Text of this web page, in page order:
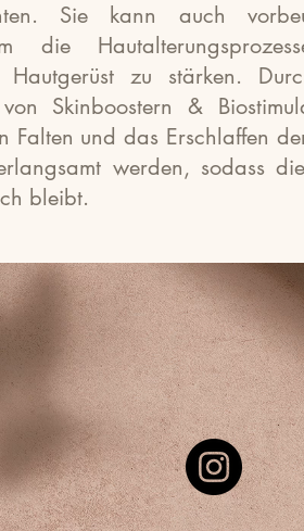
Sie kann auch
die
zu stärken.
Skinboostern &
Falten und das Erschlaffen
werden, sodass
bleibt.